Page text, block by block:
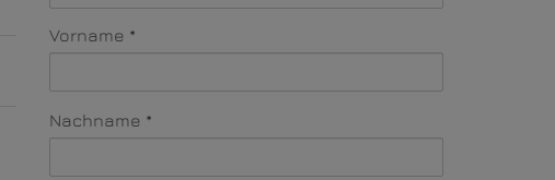
Vorname
Nachname